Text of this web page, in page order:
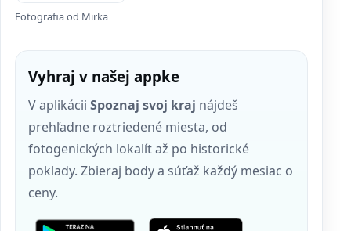
Fotografia od Mirka
Vyhraj v našej appke
V aplikácii Spoznaj svoj kraj nájdeš
prehľadne roztriedené miesta, od
fotogenických lokalít až po historické
poklady. Zbieraj body a súťaž každý mesiac o
ceny.